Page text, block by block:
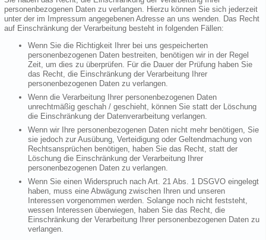
personenbezogenen Daten zu verlangen. Hierzu können Sie sich jederzeit
unter der im Impressum angegebenen Adresse an uns wenden. Das Recht
auf Einschränkung der Verarbeitung besteht in folgenden Fällen:
Wenn Sie die Richtigkeit Ihrer bei uns gespeicherten
personenbezogenen Daten bestreiten, benötigen wir in der Regel
Zeit, um dies zu überprüfen. Für die Dauer der Prüfung haben Sie
das Recht, die Einschränkung der Verarbeitung Ihrer
personenbezogenen Daten zu verlangen.
Wenn die Verarbeitung Ihrer personenbezogenen Daten
unrechtmäßig geschah / geschieht, können Sie statt der Löschung
die Einschränkung der Datenverarbeitung verlangen.
Wenn wir Ihre personenbezogenen Daten nicht mehr benötigen, Sie
sie jedoch zur Ausübung, Verteidigung oder Geltendmachung von
Rechtsansprüchen benötigen, haben Sie das Recht, statt der
Löschung die Einschränkung der Verarbeitung Ihrer
personenbezogenen Daten zu verlangen.
Wenn Sie einen Widerspruch nach Art. 21 Abs. 1 DSGVO eingelegt
haben, muss eine Abwägung zwischen Ihren und unseren
Interessen vorgenommen werden. Solange noch nicht feststeht,
wessen Interessen überwiegen, haben Sie das Recht, die
Einschränkung der Verarbeitung Ihrer personenbezogenen Daten zu
verlangen.